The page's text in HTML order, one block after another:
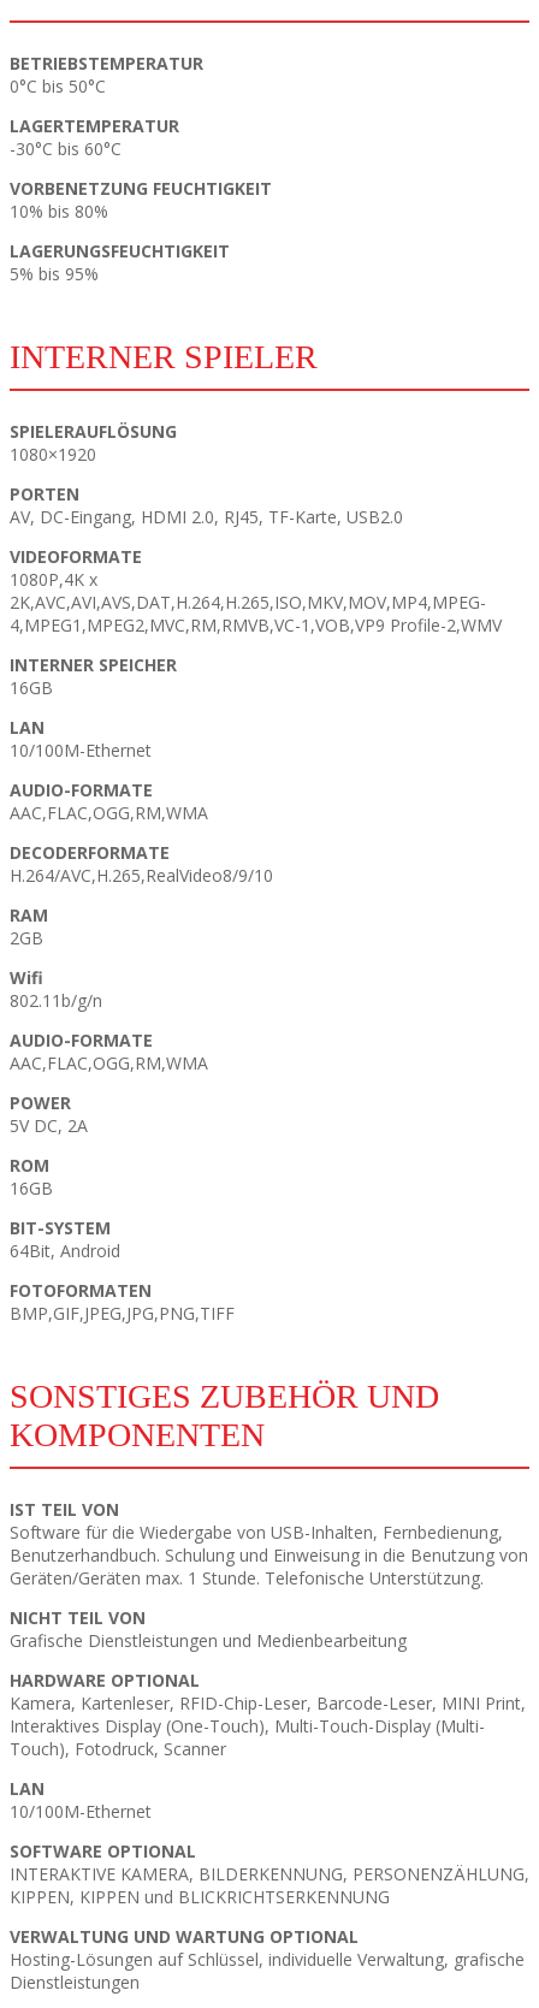
BETRIEBSTEMPERATUR
0°C bis 50°C
LAGERTEMPERATUR
-30°C bis 60°C
VORBENETZUNG FEUCHTIGKEIT
10% bis 80%
LAGERUNGSFEUCHTIGKEIT
5% bis 95%
INTERNER SPIELER
SPIELERAUFLÖSUNG
1080×1920
PORTEN
AV, DC-Eingang, HDMI 2.0, RJ45, TF-Karte, USB2.0
VIDEOFORMATE
1080P,4K x
2K,AVC,AVI,AVS,DAT,H.264,H.265,ISO,MKV,MOV,MP4,MPEG-
4,MPEG1,MPEG2,MVC,RM,RMVB,VC-1,VOB,VP9 Profile-2,WMV
INTERNER SPEICHER
16GB
LAN
10/100M-Ethernet
AUDIO-FORMATE
AAC,FLAC,OGG,RM,WMA
DECODERFORMATE
H.264/AVC,H.265,RealVideo8/9/10
RAM
2GB
Wifi
802.11b/g/n
AUDIO-FORMATE
AAC,FLAC,OGG,RM,WMA
POWER
5V DC, 2A
ROM
16GB
BIT-SYSTEM
64Bit, Android
FOTOFORMATEN
BMP,GIF,JPEG,JPG,PNG,TIFF
SONSTIGES ZUBEHÖR UND
KOMPONENTEN
IST TEIL VON
Software für die Wiedergabe von USB-Inhalten, Fernbedienung,
Benutzerhandbuch. Schulung und Einweisung in die Benutzung von
Geräten/Geräten max. 1 Stunde. Telefonische Unterstützung.
NICHT TEIL VON
Grafische Dienstleistungen und Medienbearbeitung
HARDWARE OPTIONAL
Kamera, Kartenleser, RFID-Chip-Leser, Barcode-Leser, MINI Print,
Interaktives Display (One-Touch), Multi-Touch-Display (Multi-
Touch), Fotodruck, Scanner
LAN
10/100M-Ethernet
SOFTWARE OPTIONAL
INTERAKTIVE KAMERA, BILDERKENNUNG, PERSONENZÄHLUNG,
KIPPEN, KIPPEN und BLICKRICHTSERKENNUNG
VERWALTUNG UND WARTUNG OPTIONAL
Hosting-Lösungen auf Schlüssel, individuelle Verwaltung, grafische
Dienstleistungen